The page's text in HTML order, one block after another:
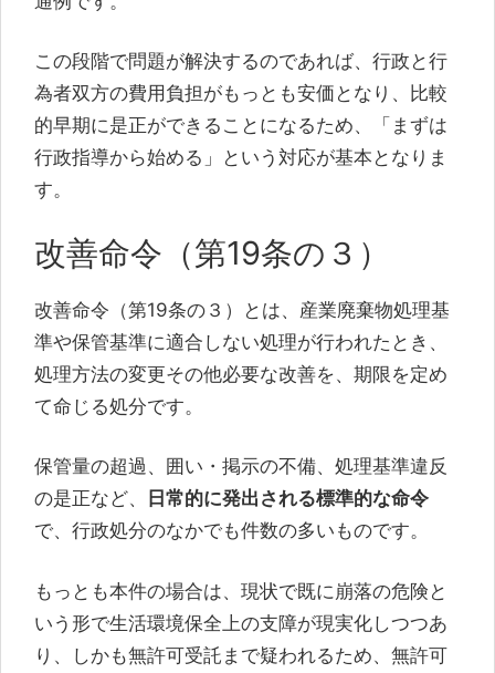
この段階で問題が解決するのであれば、行政と行
為者双方の費用負担がもっとも安価となり、比較
的早期に是正ができることになるため、「まずは
行政指導から始める」という対応が基本となりま
す。
改善命令（第19条の３）
改善命令（第19条の３）とは、産業廃棄物処理基
準や保管基準に適合しない処理が行われたとき、
処理方法の変更その他必要な改善を、期限を定め
て命じる処分です。
保管量の超過、囲い・掲示の不備、処理基準違反
の是正など、
日常的に発出される標準的な命令
で、行政処分のなかでも件数の多いものです。
もっとも本件の場合は、現状で既に崩落の危険と
いう形で生活環境保全上の支障が現実化しつつあ
り、しかも無許可受託まで疑われるため、無許可